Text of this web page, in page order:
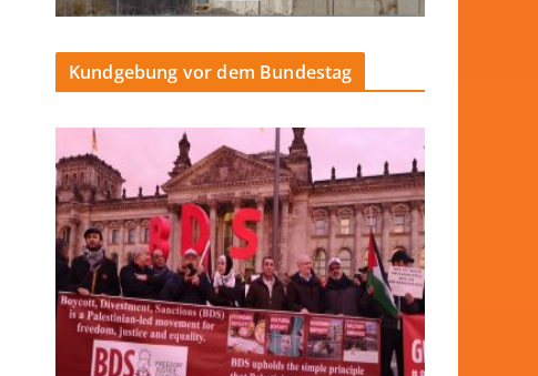
Kundgebung vor dem Bundestag